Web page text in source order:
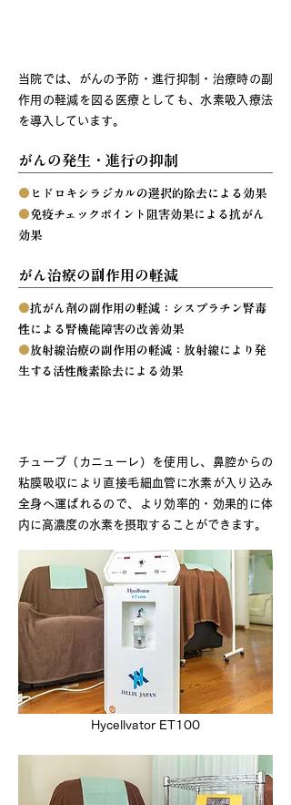
当院では、がんの予防・進行抑制・治療時の副
作用の軽減を図る医療としても、水素吸入療法
を導入しています。
がんの発生・進行の抑制
● ヒドロキシラジカルの選択的除去による効果
●免疫チェックポイント阻害効果による抗がん
効果
がん治療の副作用の軽減
●抗がん剤の副作用の軽減：シスプラチン腎毒
性による腎機能障害の改善効果
●放射線治療の副作用の軽減：放射線により発
生する活性酸素除去による効果
チューブ（カニューレ）を使用し、鼻腔からの
粘膜吸収により直接毛細血管に水素が入り込み
全身へ運ばれるので、より効率的・効果的に体
内に高濃度の水素を摂取することができます。
Hycellvator ET100